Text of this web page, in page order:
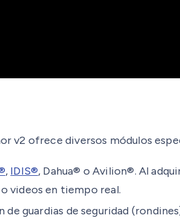
v2 ofrece diversos módulos
, IDIS®, Dahua® o Avilion®. Al
videos en tiempo real.
guardias de seguridad